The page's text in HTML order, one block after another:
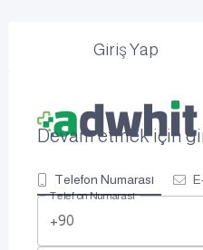
Giriş Yap
Devam etmek için
Telefon Numarası
Telefon Numarası
+90